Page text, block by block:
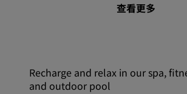
查看更多
Recharge and relax in our spa,
and outdoor pool